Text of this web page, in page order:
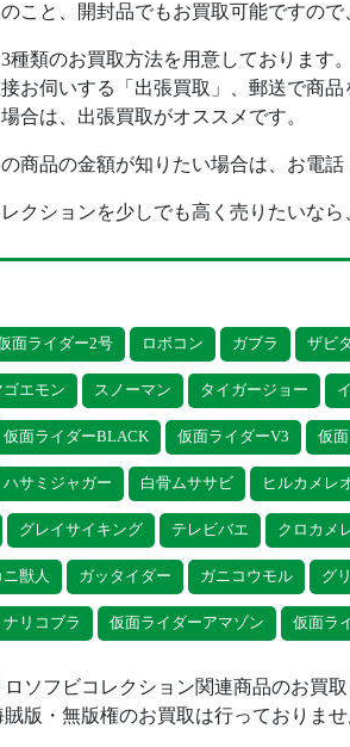
こと、開封品でもお買取可能ですの
種類のお買取方法を用意しております。
お伺いする「出張買取」、郵送で商
合は、出張買取がオススメです。
商品の金額が知りたい場合は、お電
クションを少しでも高く売りたいな
面ライダー2号 ロボコン ガブラ ザビ
ゴエモン スノーマン タイガージョー
仮面ライダーBLACK 仮面ライダーV3 仮
ハサミジャガー 白骨ムササビ ヒルカメレ
グレイサイキング テレビバエ クロカメ
ニ獣人 ガッタイダー ガニコウモル グ
ナリコブラ 仮面ライダーアマゾン 仮面ラ
ソフビコレクション関連商品のお買取
版・無版権のお買取は行っておりませ